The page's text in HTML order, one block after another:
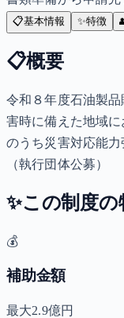
📋基本情報 ✨特徴
📋概要
令和８年度石油製
害時に備えた地域
のうち災害対応能力
（執行団体公募）
✨この制度の
💰
補助金額
最大2.9億円